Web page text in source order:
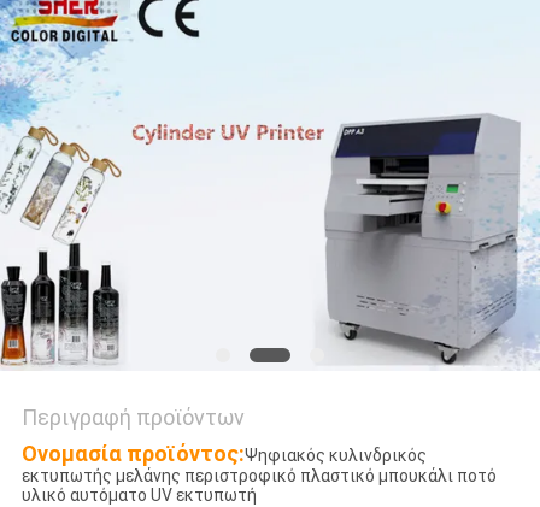
COMPANY
NEWS
SITEMAP
ΠΟΛΙΤΙΚΉ
ΑΠΟΡΡΉΤΟΥ
Περιγραφή προϊόντων
Ονομασία προϊόντος:Ψηφιακός κυλινδρικός
εκτυπωτής μελάνης περιστροφικό πλαστικό μπουκάλι ποτό
υλικό αυτόματο UV εκτυπωτή